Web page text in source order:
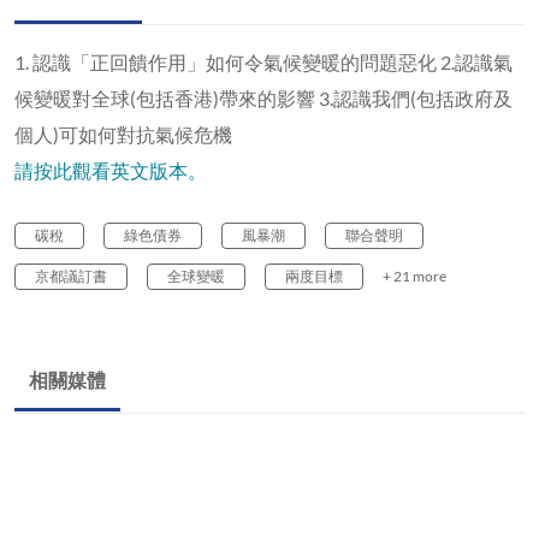
1. 認識「正回饋作用」如何令氣候變暖的問題惡化 2.認識氣
候變暖對全球(包括香港)帶來的影響 3.認識我們(包括政府及
個人)可如何對抗氣候危機
請按此觀看英文版本。
碳稅 綠色債券 風暴潮 聯合聲明
京都議訂書 全球變暖 兩度目標 + 21 more
相關媒體